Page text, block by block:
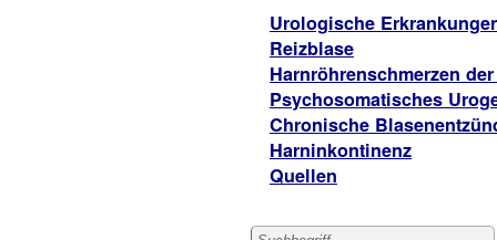
Urologische
Reizblase
Harnröhrenschmerzen
Psychosomatisches
Chronische
Harninkontinenz
Quellen